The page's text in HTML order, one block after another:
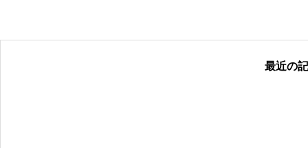
最近の